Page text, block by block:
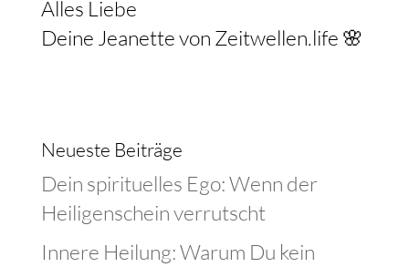
Alles Liebe
Deine Jeanette von Zeitwellen.life 🌸
Neueste Beiträge
Dein spirituelles Ego: Wenn der
Heiligenschein verrutscht
Innere Heilung: Warum Du kein